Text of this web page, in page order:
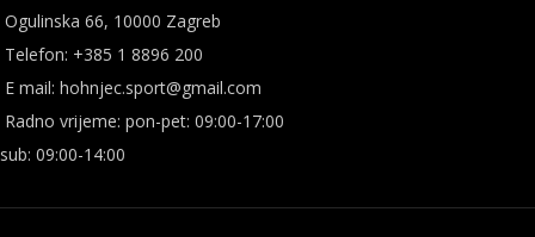
Ogulinska 66, 10000 Zagreb
Telefon: +385 1 8896 200
E mail: hohnjec.sport@gmail.com
Radno vrijeme: pon-pet: 09:00-17:00
sub: 09:00-14:00